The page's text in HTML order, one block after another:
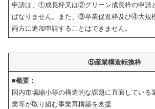
申請は、①成長枠又は②グリーン成長枠の申請
ばなりません。また、③卒業促進枠及び④大規
両方に追加申請することはできません。
⑤産業構造転換枠
■概要：
国内市場縮小等の構造的な課題に直面している
業等が取り組む事業再構築を支援